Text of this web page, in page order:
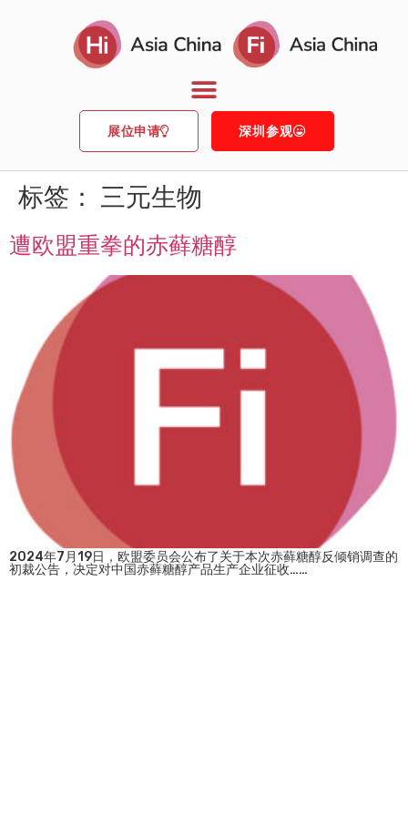
展位申请 深圳参观
标签： 三元生物
遭欧盟重拳的赤藓糖醇
2024年7月19日，欧盟委员会公布了关于本次赤藓糖醇反倾销调查的
初裁公告，决定对中国赤藓糖醇产品生产企业征收……